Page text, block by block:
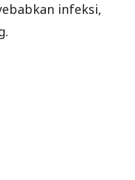
infeksi,